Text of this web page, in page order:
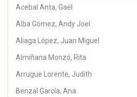
Acebal Anta, Gaël
Alba Gómez, Andy Joel
Aliaga López, Juan Miguel
Almiñana Monzó, Rita
Arrugue Lorente, Judith
Benzal García, Ana